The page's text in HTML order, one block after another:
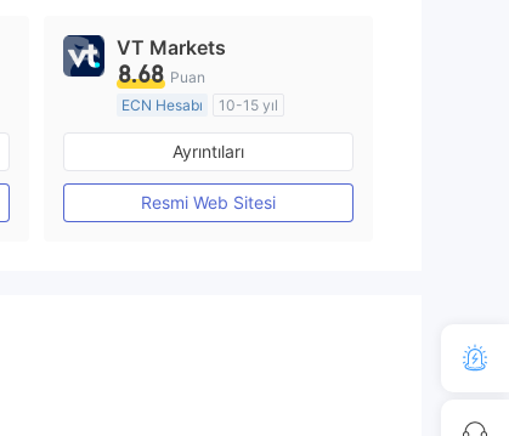
VT Markets
8.68 Puan
ECN Hesabı
10-15 yıl
Düzenleyici Ülke/Bölge: Avustralya
Pazar Yapıcılık (MM)
MT4 Tam Lisans
Ayrıntıları
Resmi Web Sitesi